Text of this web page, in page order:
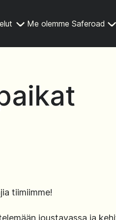
Me olemme Saferoad
tiimiimme!
joustavassa ja